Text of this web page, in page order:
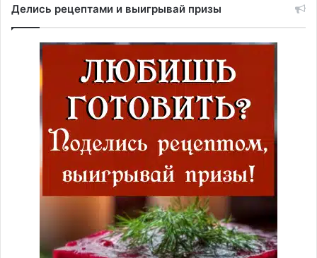
Делись рецептами и выигрывай призы